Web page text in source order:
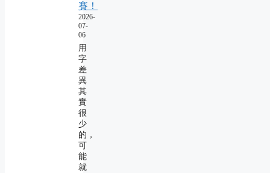
賽！
2026-
07-
06
用
字
差
異
其
實
很
少
的，
可
能
就